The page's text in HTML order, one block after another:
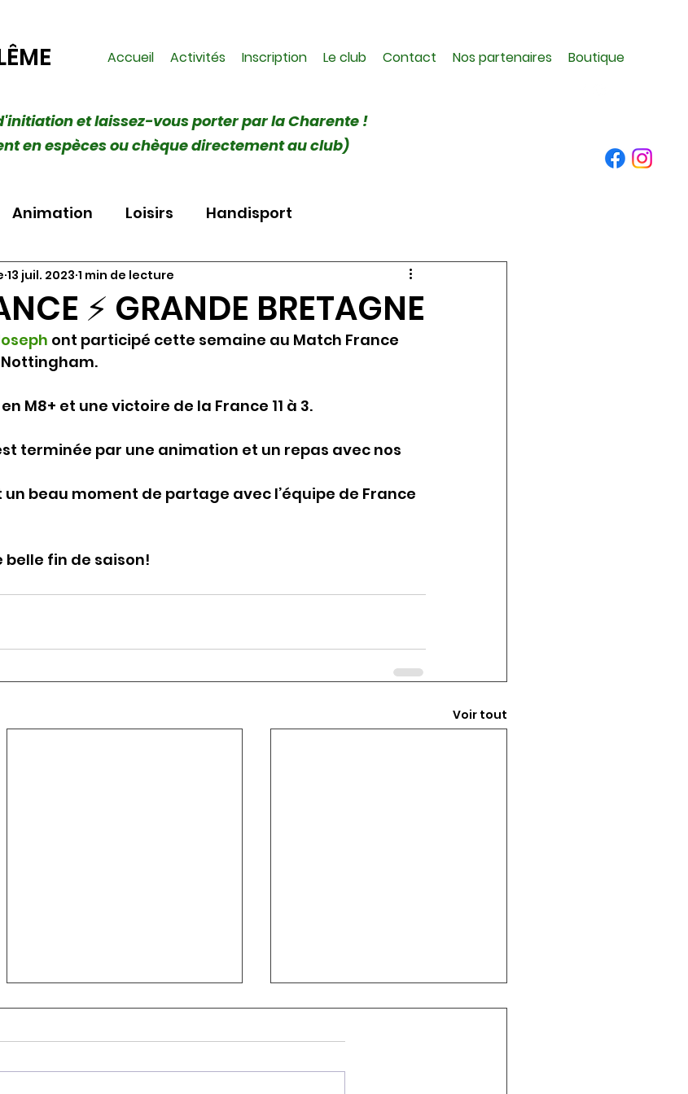
Accueil Activités Inscription Le club Contact Nos partenaires Boutique
et laissez-vous porter par la Charente !
en espèces ou chèque directement au club)
Animation Loisirs Handisport
⚡️ GRANDE BRETAGNE
13 juil. 2023 1 min de lecture
ont participé cette semaine au Match France
Nottingham.
M8+ et une victoire de la France 11 à 3.
terminée par une animation et un repas avec nos
un beau moment de partage avec l’équipe de France
belle fin de saison!
Voir tout